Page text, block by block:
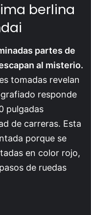
berlina
partes de
al misterio.
tomadas revelan
responde
pulgadas
de carreras. Esta
porque se
en color rojo,
de ruedas